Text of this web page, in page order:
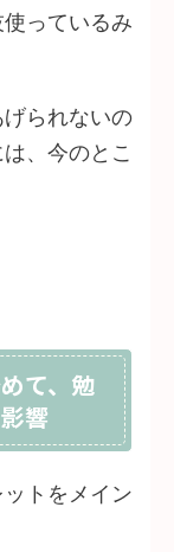
っているみ
られないの
、今のとこ
て、勉
響
ットをメイン